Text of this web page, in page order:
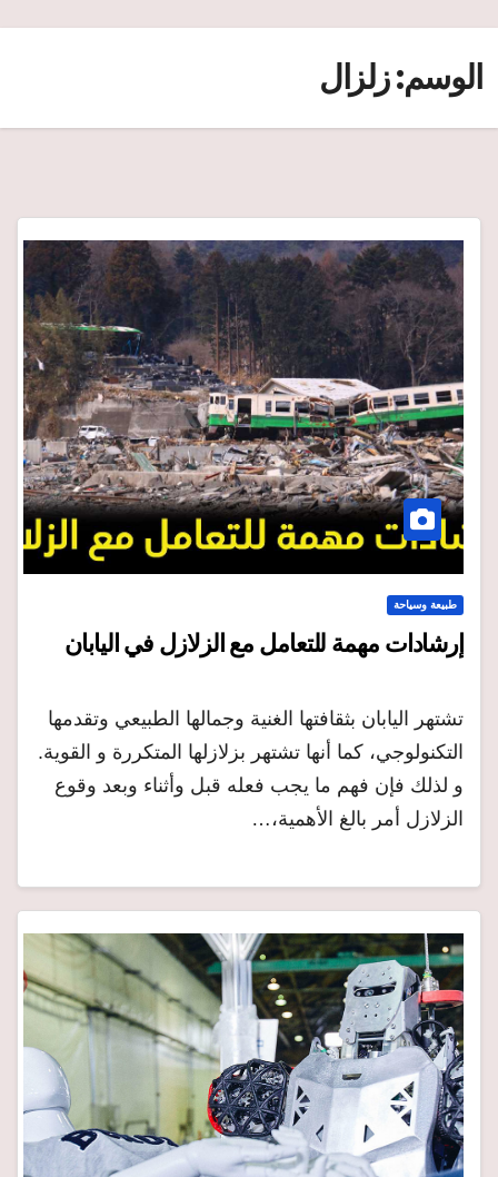
الوسم:زلزال
طبيعة وسياحة
إرشادات مهمة للتعامل مع الزلازل في اليابان
تشتهر اليابان بثقافتها الغنية وجمالها الطبيعي وتقدمها
التكنولوجي، كما أنها تشتهر بزلازلها المتكررة و القوية.
و لذلك فإن فهم ما يجب فعله قبل وأثناء وبعد وقوع
الزلازل أمر بالغ الأهمية،…